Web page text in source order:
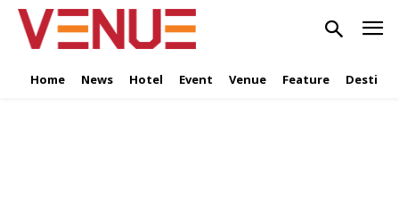
Home News Hotel Event Venue Feature